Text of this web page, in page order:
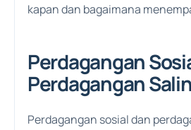
kapan dan bagaimana
Perdagangan
Perdagangan Salin
Perdagangan sosial dan